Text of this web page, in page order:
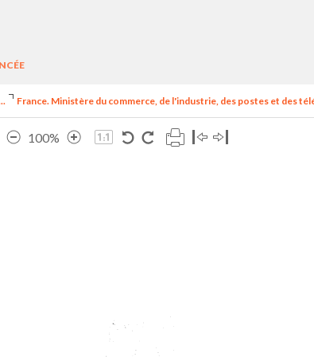
France. Ministère du commerce, de l'industrie, des postes et des
100%